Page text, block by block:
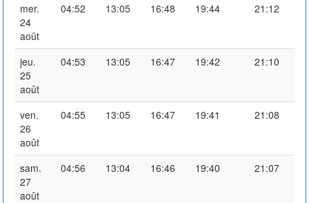
mer.
24
août
04:52 13:05 16:48 19:44 21:12
jeu.
25
août
04:53 13:05 16:47 19:42 21:10
ven.
26
août
04:55 13:05 16:47 19:41 21:08
sam.
27
août
04:56 13:04 16:46 19:40 21:07